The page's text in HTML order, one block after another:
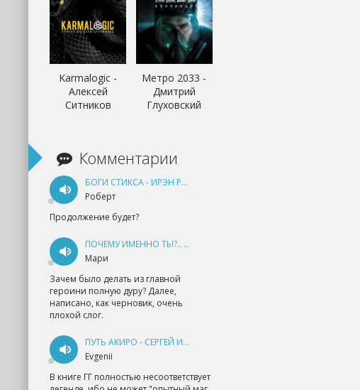
Karmalogic -
Алексей
Ситников
Метро 2033 -
Дмитрий
Глуховский
Комментарии
БОГИ СТИКСА - ИРЭН РУДКЕВИЧ
Роберт
Продолжение будет?
ПОЧЕМУ ИМЕННО ТЫ?.. КНИГА 1 - ЕКАТЕРИНА ЮДИНА
Мари
Зачем было делать из главной
героини полную дуру? Далее,
написано, как черновик, очень
плохой слог.
ПУТЬ АКИРО - СЕРГЕЙ ИЗМАЙЛОВ
Evgenii
В книге ГГ полностью несоответствует